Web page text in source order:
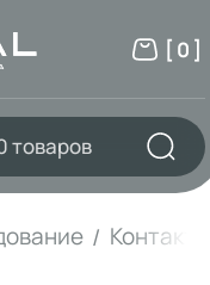
[ 0 ]